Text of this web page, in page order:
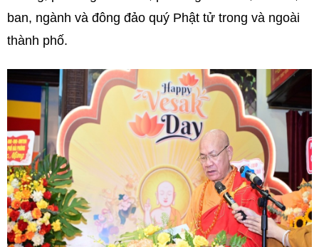
ban, ngành và đông đảo quý Phật tử trong và ngoài
thành phố.